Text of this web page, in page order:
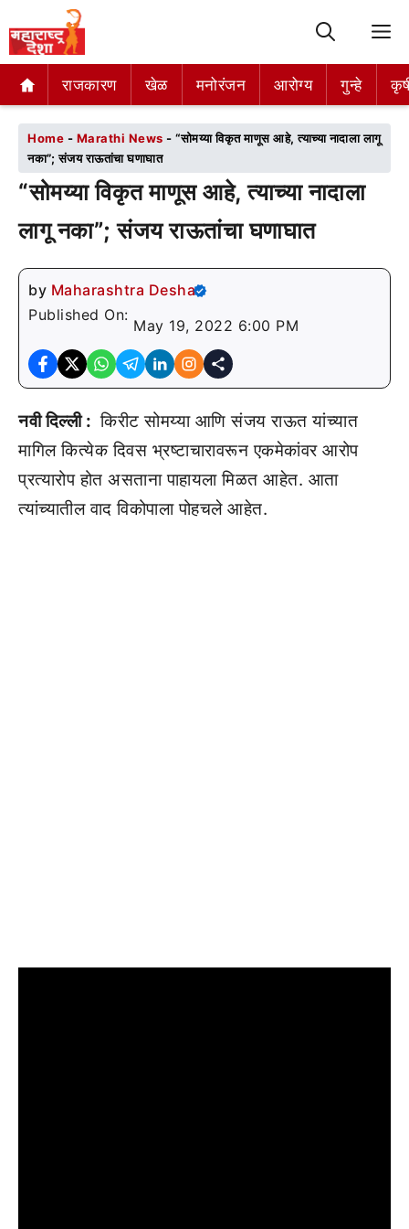
राजकारण खेळ मनोरंजन आरोग्य गुन्हे
राजकारण खेळ मनोरंजन आरोग्य गुन्हे
Home - Marathi News - “सोमय्या विकृत माणूस आहे, त्याच्या नादाला लागू
नका”; संजय राऊतांचा घणाघात
“सोमय्या विकृत माणूस आहे, त्याच्या नादाला
लागू नका”; संजय राऊतांचा घणाघात
by Maharashtra Desha
Published On:
May 19, 2022 6:00 PM
नवी दिल्ली : किरीट सोमय्या आणि संजय राऊत यांच्यात
मागिल कित्येक दिवस भ्रष्टाचारावरून एकमेकांवर आरोप
प्रत्यारोप होत असताना पाहायला मिळत आहेत. आता
त्यांच्यातील वाद विकोपाला पोहचले आहेत.